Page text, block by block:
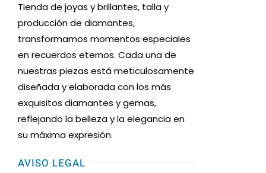
Tienda de joyas y brillantes, talla y
producción de diamantes,
transformamos momentos especiales
en recuerdos eternos. Cada una de
nuestras piezas está meticulosamente
diseñada y elaborada con los más
exquisitos diamantes y gemas,
reflejando la belleza y la elegancia en
su máxima expresión.
AVISO LEGAL